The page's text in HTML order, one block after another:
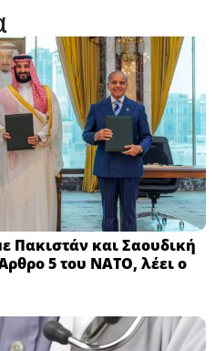
Πακιστάν και Σαουδική
5 του ΝΑΤΟ, λέει ο